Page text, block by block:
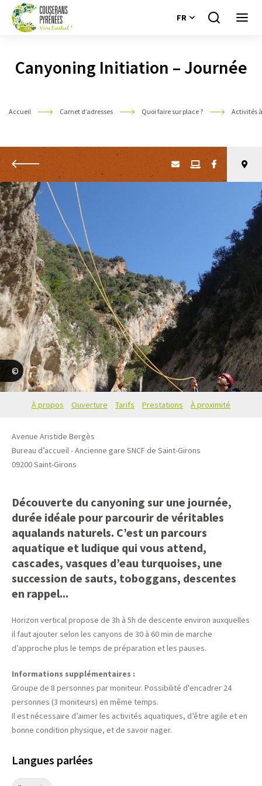
FR
Je
Canyoning Initiation – Journée
Accueil Carnet d’adresses Quoi faire sur place ? Activités
Retour
Horizon Vertical
À propos Ouverture Tarifs Prestations À proximité
Avenue Aristide Bergès
Bureau d’accueil - Ancienne gare SNCF de Saint-Girons
09200Saint-Girons
Découverte du canyoning sur une journée,
durée idéale pour parcourir de véritables
aqualands naturels. C’est un parcours
aquatique et ludique qui vous attend,
cascades, vasques d’eau turquoises, une
succession de sauts, toboggans, descentes
en rappel...
Horizon vertical propose de 3h à 5h de descente environ auxquelles
il faut ajouter selon les canyons de 30 à 60 min de marche
d’approche plus le temps de préparation et les pauses.
Informations supplémentaires :
Groupe de 8 personnes par moniteur. Possibilité d'encadrer 24
personnes (3 moniteurs) en même temps.
Il est nécessaire d’aimer les activités aquatiques, d’être agile et en
bonne condition physique, et de savoir nager.
Langues parlées